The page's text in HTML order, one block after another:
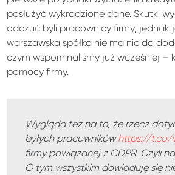
posłużyć wykradzione dane. Skutki
odczuć byli pracownicy firmy, jednak
warszawska spółka nie ma nic do
czym wspominaliśmy już wcześniej –
pomocy firmy.
Wygląda też na to, że rzecz
byłych pracownikówhttps://t.co/
firmy powiązanej z CDPR. Czyli
O tym wszystkim dowiaduję się